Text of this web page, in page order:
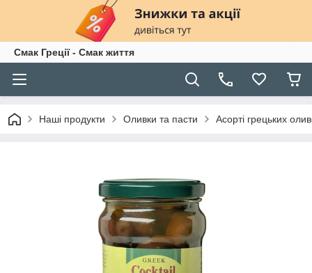
Смак Греції - Смак життя
Наші продукти Оливки та пасти Асорті грецьких